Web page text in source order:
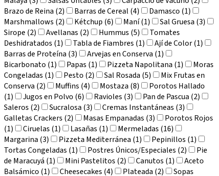
Brazo de Reina (2)
Barras de Cereal (4)
Damasco (1)
Marshmallows (2)
Kétchup (6) Maní (1)
Sal Gruesa (3)
Sirope (2)
Avellanas (2) Hummus (5)
Tomates
Deshidratados (1)
Tabla de Fiambres (1)
Ají de Color (1)
Barras de Proteína (3)
Arvejas en Conserva (1)
Bicarbonato (1)
Papas (1) Pizzeta Napolitana (1)
Moras
Congeladas (1)
Pesto (2) Sal Rosada (5)
Mix Frutas en
Conserva (2)
Muffins (4) Mostaza (8)
Porotos Hallado
(1)
Jugos en Polvo (6) Ravioles (3)
Pan de Pascua (2)
Saleros (2)
Sucralosa (3)
Cremas Instantáneas (3)
Galletas Crackers (2)
Masas Empanadas (3)
Porotos Rojos
(1)
Ciruelas (1) Lasañas (1)
Mermeladas (16)
Margarina (3)
Pizzeta Mediterránea (1)
Pepinillos (1)
Tortas Congeladas (1)
Postres Únicos/Especiales (2)
Pie
de Maracuyá (1)
Mini Pastelitos (2) Canutos (1)
Aceto
Balsámico (1)
Cheesecakes (4) Plateada (2)
Sopas